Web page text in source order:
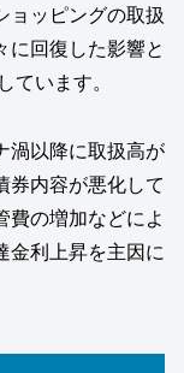
ョッピングの取扱
に回復した影響と
います。
渦以降に取扱高が
券内容が悪化して
費の増加などによ
金利上昇を主因に